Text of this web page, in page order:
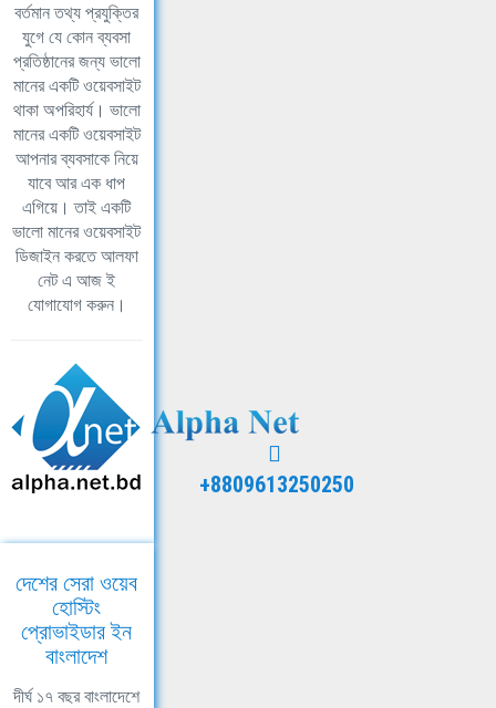
বর্তমান তথ্য প্রযুক্তির
যুগে যে কোন ব্যবসা
প্রতিষ্ঠানের জন্য ভালো
মানের একটি ওয়েবসাইট
থাকা অপরিহার্য। ভালো
মানের একটি ওয়েবসাইট
আপনার ব্যবসাকে নিয়ে
যাবে আর এক ধাপ
এগিয়ে। তাই একটি
ভালো মানের ওয়েবসাইট
ডিজাইন করতে আলফা
নেট এ আজ ই
যোগাযোগ করুন।
+8809613250250
দেশের সেরা ওয়েব
হোস্টিং
প্রোভাইডার ইন
বাংলাদেশ
দীর্ঘ ১৭ বছর বাংলাদেশে